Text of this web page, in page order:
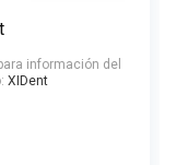
información del
XIDent